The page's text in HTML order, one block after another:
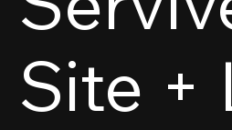
Site +